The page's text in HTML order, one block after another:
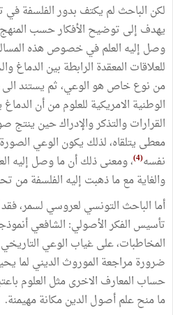
لكن الباحث لم يكتف بدور الفلسفة في
يهدف إلى توضيح الأفكار حسب المنهج
وصل إليه العلم في خصوص هذه
للعلاقات المعقدة الرابطة بين الدماغ
من نوع خاص هو الوعي، ثم يستند الى
الوطنية الامريكية للعلوم من أن
القرارات والتذكر والإدراك حين ينتج
معطى يتلقاه، لذلك يكون الوعي
نفسه(4) ، ومعنى ذلك أن ما وصل إليه
والغاية مع ما ذهبت إليه الفلسفة من
أما الباحث التونسي لعروسي لسمر،
المخاطبات، على غياب الوعي
ضرورة مراجعة الموروث الديني لما
حساب المعارف الاخرى مثل العلوم
ما منح علم أصول الدين مكانة مهيمنة.